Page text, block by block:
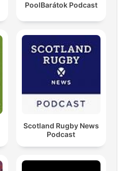
PoolBarátok Podcast
Scotland Rugby News
Podcast